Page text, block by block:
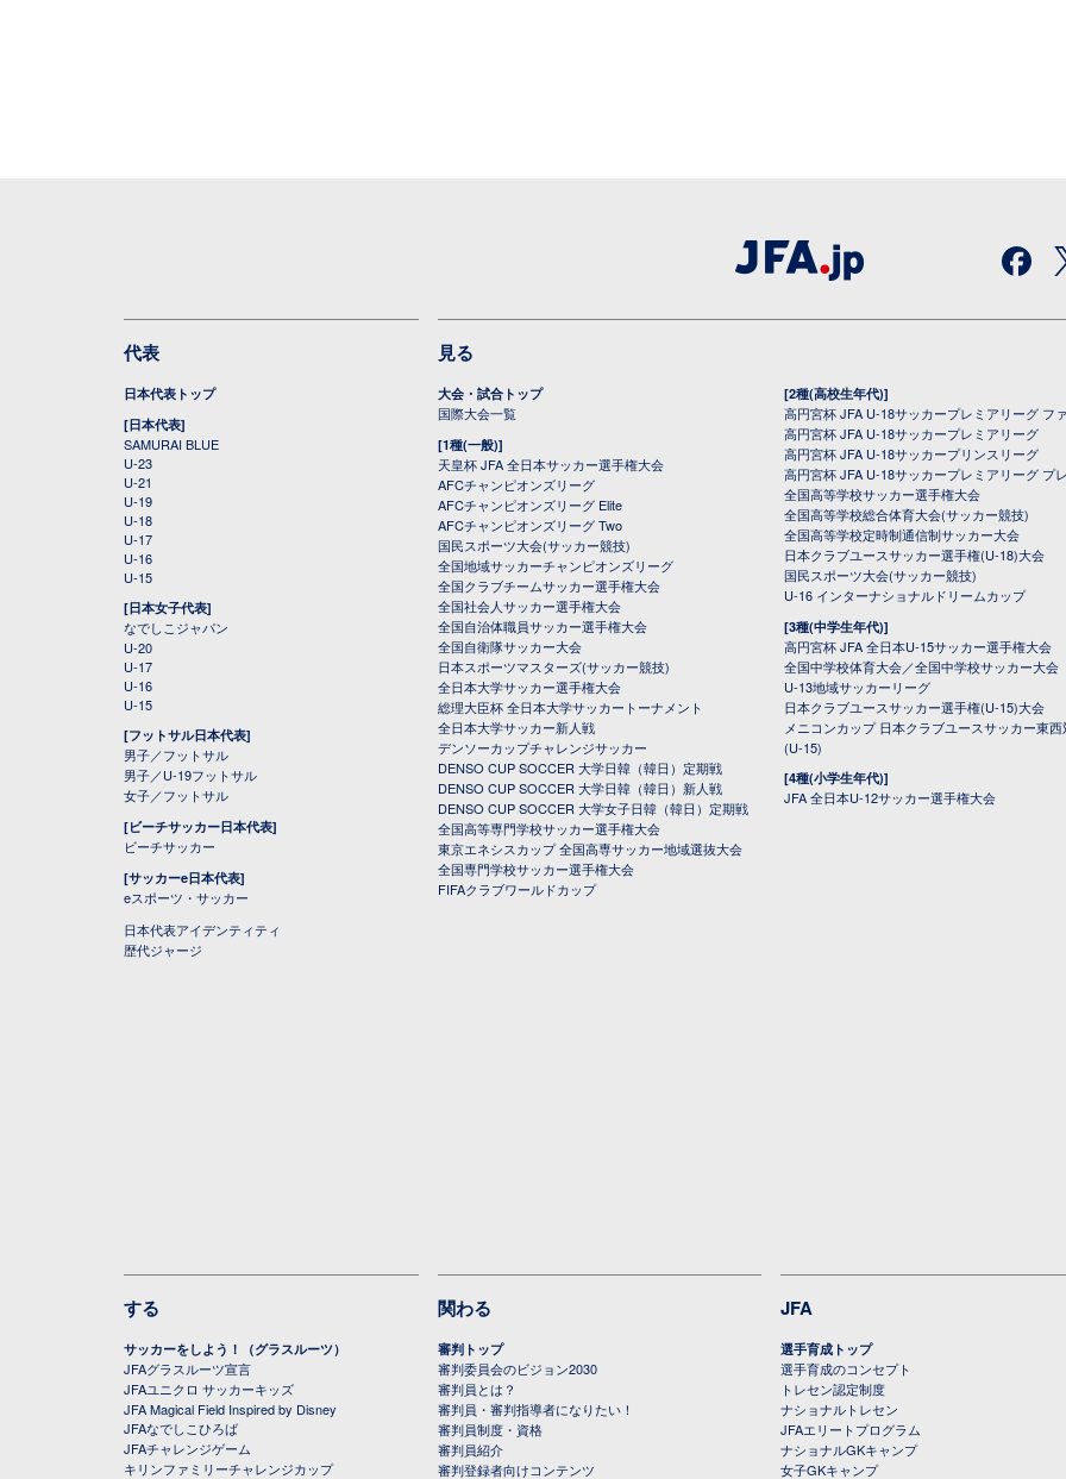
代表
日本代表トップ
[日本代表]
SAMURAI BLUE
U-23
U-21
U-19
U-18
U-17
U-16
U-15
[日本女子代表]
なでしこジャパン
U-20
U-17
U-16
U-15
[フットサル日本代表]
男子／フットサル
男子／U-19フットサル
女子／フットサル
[ビーチサッカー日本代表]
ビーチサッカー
[サッカーe日本代表]
eスポーツ・サッカー
日本代表アイデンティティ
歴代ジャージ
見る
大会・試合トップ
国際大会一覧
[1種(一般)]
天皇杯 JFA 全日本サッカー選手権大会
AFCチャンピオンズリーグ
AFCチャンピオンズリーグ Elite
AFCチャンピオンズリーグ Two
国民スポーツ大会(サッカー競技)
全国地域サッカーチャンピオンズリーグ
全国クラブチームサッカー選手権大会
全国社会人サッカー選手権大会
全国自治体職員サッカー選手権大会
全国自衛隊サッカー大会
日本スポーツマスターズ(サッカー競技)
全日本大学サッカー選手権大会
総理大臣杯 全日本大学サッカートーナメント
全日本大学サッカー新人戦
デンソーカップチャレンジサッカー
DENSO CUP SOCCER 大学日韓（韓日）定期戦
DENSO CUP SOCCER 大学日韓（韓日）新人戦
DENSO CUP SOCCER 大学女子日韓（韓日）定期戦
全国高等専門学校サッカー選手権大会
東京エネシスカップ 全国高専サッカー地域選抜大会
全国専門学校サッカー選手権大会
FIFAクラブワールドカップ
[2種(高校生年代)]
高円宮杯 JFA U-18サッカープレミアリーグ フ
高円宮杯 JFA U-18サッカープレミアリーグ
高円宮杯 JFA U-18サッカープリンスリーグ
高円宮杯 JFA U-18サッカープレミアリーグ プ
全国高等学校サッカー選手権大会
全国高等学校総合体育大会(サッカー競技)
全国高等学校定時制通信制サッカー大会
日本クラブユースサッカー選手権(U-18)大会
国民スポーツ大会(サッカー競技)
U-16 インターナショナルドリームカップ
[3種(中学生年代)]
高円宮杯 JFA 全日本U-15サッカー選手権大会
全国中学校体育大会／全国中学校サッカー大会
U-13地域サッカーリーグ
日本クラブユースサッカー選手権(U-15)大会
メニコンカップ 日本クラブユースサッカー東
(U-15)
[4種(小学生年代)]
JFA 全日本U-12サッカー選手権大会
する
サッカーをしよう！（グラスルーツ）
JFAグラスルーツ宣言
JFAユニクロ サッカーキッズ
JFA Magical Field Inspired by Disney
JFAなでしこひろば
JFAチャレンジゲーム
キリンファミリーチャレンジカップ
関わる
審判トップ
審判委員会のビジョン2030
審判員とは？
審判員・審判指導者になりたい！
審判員制度・資格
審判員紹介
審判登録者向けコンテンツ
JFA
選手育成トップ
選手育成のコンセプト
トレセン認定制度
ナショナルトレセン
JFAエリートプログラム
ナショナルGKキャンプ
女子GKキャンプ